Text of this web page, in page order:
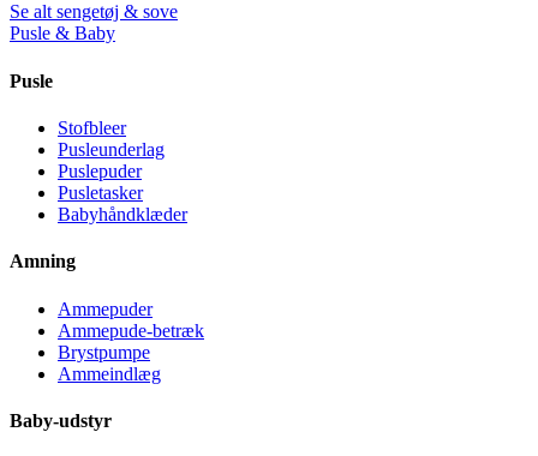
Se alt sengetøj & sove
Pusle & Baby
Pusle
Stofbleer
Pusleunderlag
Puslepuder
Pusletasker
Babyhåndklæder
Amning
Ammepuder
Ammepude-betræk
Brystpumpe
Ammeindlæg
Baby-udstyr